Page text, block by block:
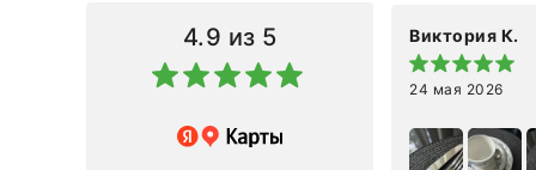
4.9 из 5
магазину за оперативную
Виктория К.
24 мая 2026